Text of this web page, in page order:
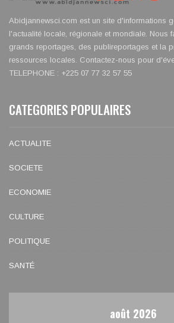
Abidjannewsci.com est un site d'informations
l'actualité locale, régionale et mondiale. Nous
grands reportages, des publireportages et la
ressources locales. Contactez-nous pour
TELEPHONE : +225 07 77 32 57 55
CATEGORIES POPULAIRES
ACTUALITE
SOCIETE
ECONOMIE
CULTURE
POLITIQUE
SANTÉ
août 2026